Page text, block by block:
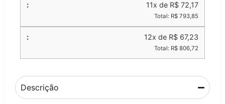
11x de R$ 72,17
Total: R$ 793,85
12x de R$ 67,23
Total: R$ 806,72
Descrição